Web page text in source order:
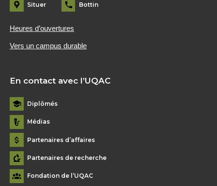
Situer Bottin
Heures d’ouvertures
Vers un campus durable
En contact avec l’UQAC
Diplômés
Médias
Partenaires d’affaires
Partenaires de recherche
Fondation de l’UQAC